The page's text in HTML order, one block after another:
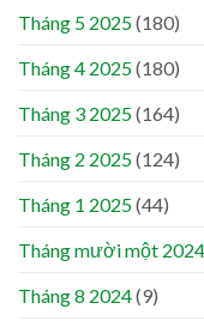
Tháng 5 2025(180)
Tháng 4 2025(180)
Tháng 3 2025(164)
Tháng 2 2025(124)
Tháng 1 2025(44)
Tháng mười một 2024
Tháng 8 2024(9)